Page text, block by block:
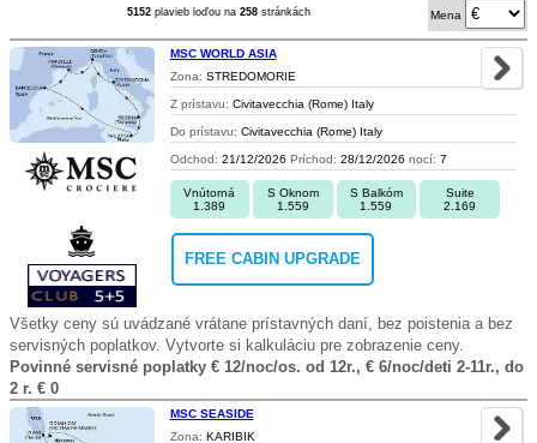
5152 plavieb loďou na 258 stránkách Mena
MSC WORLD ASIA
Zona: STREDOMORIE
Z prístavu: Civitavecchia (Rome) Italy
Do prístavu: Civitavecchia (Rome) Italy
Odchod: 21/12/2026 Príchod: 28/12/2026 nocí: 7
Vnútorná
1.389
S Oknom
1.559
S Balkóm
1.559
Suite
2.169
FREE CABIN UPGRADE
Všetky ceny sú uvádzané vrátane prístavných daní, bez poistenia a bez
servisných poplatkov. Vytvorte si kalkuláciu pre zobrazenie ceny.
Povinné servisné poplatky € 12/noc/os. od 12r., € 6/noc/deti 2-11r., do
2 r. € 0
MSC SEASIDE
Zona: KARIBIK